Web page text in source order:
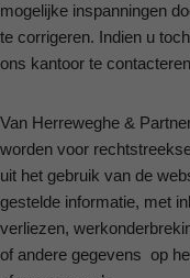
mogelijke inspanningen
te corrigeren. Indien u
ons kantoor te
Van Herreweghe &
worden voor
uit het gebruik van de
gestelde informatie, met
verliezen,
of andere gegevens op